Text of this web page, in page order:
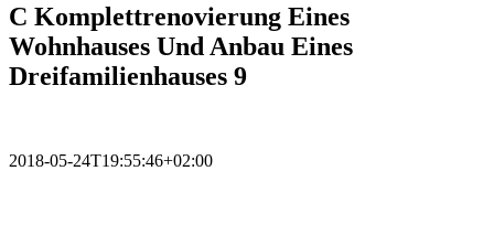
C Komplettrenovierung Eines
Wohnhauses Und Anbau Eines
Dreifamilienhauses 9
2018-05-24T19:55:46+02:00